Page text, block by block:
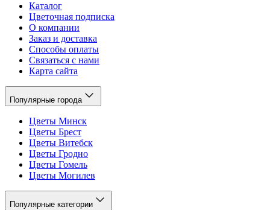
Каталог
Цветочная подписка
О компании
Заказ и доставка
Способы оплаты
Связаться с нами
Карта сайта
Популярные города
Цветы Минск
Цветы Брест
Цветы Витебск
Цветы Гродно
Цветы Гомель
Цветы Могилев
Популярные категории